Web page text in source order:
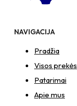
NAVIGACIJA
Pradžia
Visos prekės
Patarimai
Apie mus